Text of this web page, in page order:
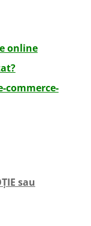
online
commerce-
sau